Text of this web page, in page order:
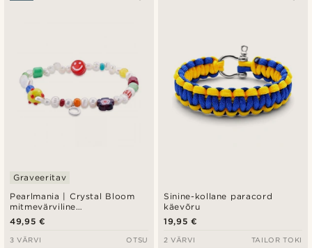
Pearlmania | Crystal Bloom
mitmevärviline
mageveepärlite ja
klaashelmestega käevõru
Graveeritav
49,95 €
3 VÄRVI OTSU
Sinine-kollane paracord
käevõru
19,95 €
2 VÄRVI TAILOR TOKI